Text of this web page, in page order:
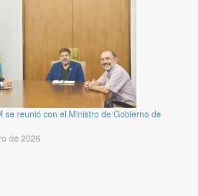
se reunió con el Ministro de Gobierno de
de 2026